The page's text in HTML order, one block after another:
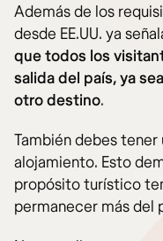
Además de los
desde EE.UU. ya
que todos los
salida del país, ya
otro destino.
También debes
alojamiento. Esto
propósito turístico
permanecer más del